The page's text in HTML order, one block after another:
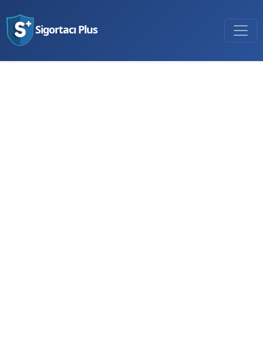
Sigortacı Plus